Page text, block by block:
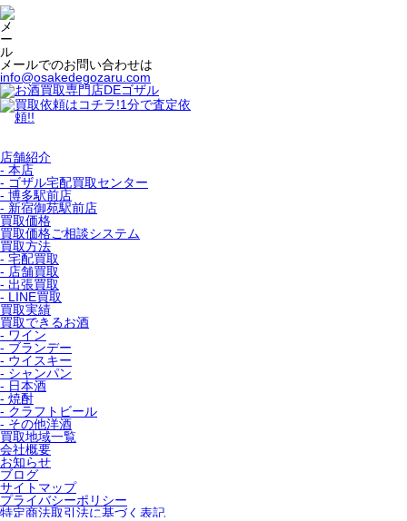
メールでのお問い合わせは
info@osakedegozaru.com
店舗紹介
- 本店
- ゴザル宅配買取センター
- 博多駅前店
- 新宿御苑駅前店
買取価格
買取価格ご相談システム
買取方法
- 宅配買取
- 店舗買取
- 出張買取
- LINE買取
買取実績
買取できるお酒
- ワイン
- ブランデー
- ウイスキー
- シャンパン
- 日本酒
- 焼酎
- クラフトビール
- その他洋酒
買取地域一覧
会社概要
お知らせ
ブログ
サイトマップ
プライバシーポリシー
特定商法取引法に基づく表記